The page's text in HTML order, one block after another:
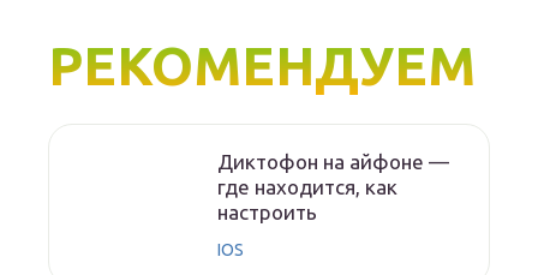
РЕКОМЕНДУЕМ
Диктофон на айфоне —
где находится, как
настроить
IOS